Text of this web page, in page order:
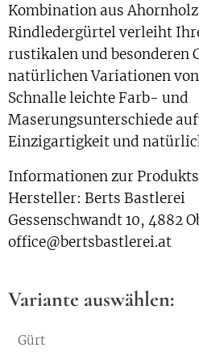
Kombination aus
Rindledergürtel verleiht
rustikalen und besonderen
natürlichen Variationen
Schnalle leichte Farb- und
Maserungsunterschiede
Einzigartigkeit und
Informationen zur
Hersteller: Berts Bastlerei
Gessenschwandt 10, 4882
office@bertsbastlerei.at
Variante auswählen:
Gürt